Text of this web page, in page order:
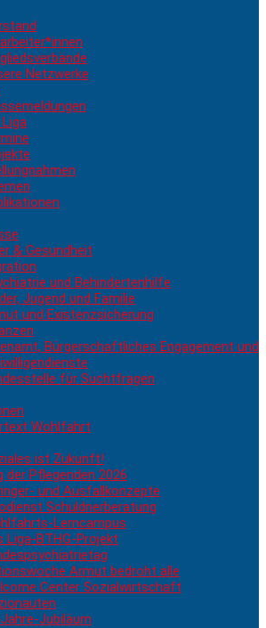
Netzwerke
Liga
& Gesundheit
und Behindertenhilfe
Jugend und Familie
und Existenzsicherung
Bürgerschaftliches Engagement und
für Suchtfragen
Wohlfahrt
ist Zukunft!
der Pflegenden 2026
und Ausfallkonzepte
Schuldnerberatung
Lerncampus
Liga-BTHG-Projekt
Armut bedroht alle
Center Sozialwirtschaft
Jubiläum